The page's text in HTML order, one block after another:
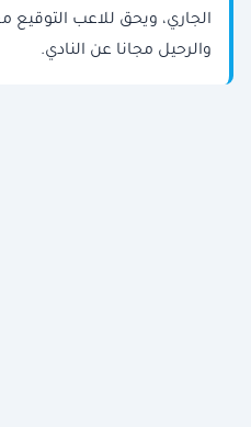
الجاري، ويحق للاعب التوقيع
والرحيل مجانا عن النادي.